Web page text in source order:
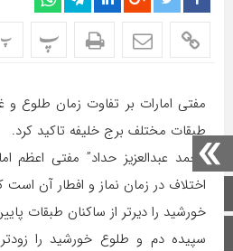
صفحه اصلی
اینستاگرام
پ پ
مفتی امارات بر تفاوت زمان طلوع
طبقات مختلف برج خلیفه تاکید کرد.
“احمد عبدالعزیز حداد” مفتی اعظم
اختلاف در زمان نماز و افطار آن است
خورشید را دیرتر از ساکنان طبقات
سپیده دم و طلوع خورشید را